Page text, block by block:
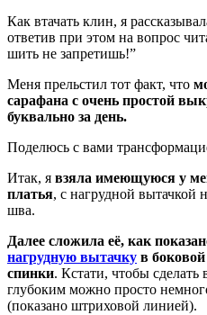
Как втачать клин, я
ответив при этом на вопрос
шить не запретишь!”
Меня прельстил тот факт, что
сарафана с очень простой
буквально за день.
Поделюсь с вами
Итак, я взяла имеющуюся у
платья, с нагрудной вытачкой
шва.
Далее сложила её, как
нагрудную вытачку в
спинки. Кстати, чтобы сделать
глубоким можно просто
(показано штриховой линией).